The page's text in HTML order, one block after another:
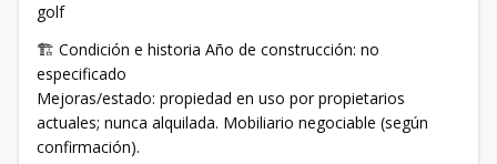
golf
🏗️ Condición e historia Año de construcción: no
especificado
Mejoras/estado: propiedad en uso por propietarios
actuales; nunca alquilada. Mobiliario negociable (según
confirmación).